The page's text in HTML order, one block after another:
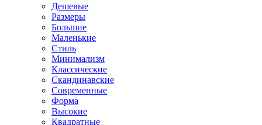
Дешевые
Размеры
Большие
Маленькие
Стиль
Минимализм
Классические
Скандинавские
Современные
Форма
Высокие
Квадратные